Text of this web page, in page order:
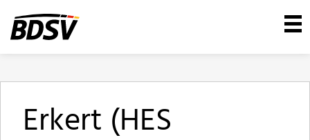
Erkert (HES